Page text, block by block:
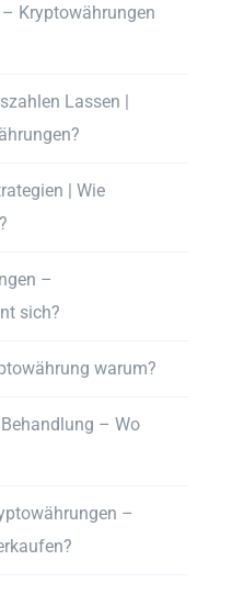
Kryptowährungen
Lassen |
| Wie
–
sich?
warum?
– Wo
–